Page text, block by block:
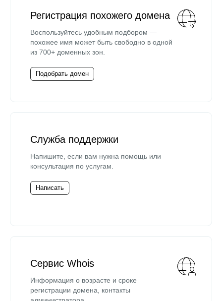
Регистрация похожего домена
Воспользуйтесь удобным подбором —
похожее имя может быть свободно в одной
из 700+ доменных зон.
Подобрать домен
Служба поддержки
Напишите, если вам нужна помощь или
консультация по услугам.
Написать
Сервис Whois
Информация о возрасте и сроке
регистрации домена, контакты